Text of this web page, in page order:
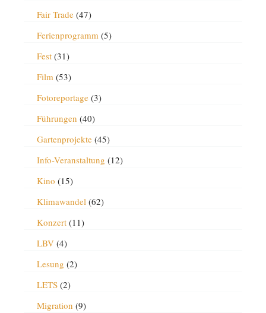
Fair Trade(47)
Ferienprogramm(5)
Fest(31)
Film(53)
Fotoreportage(3)
Führungen (40)
Gartenprojekte(45)
Info-Veranstaltung (12)
Kino (15)
Klimawandel(62)
Konzert(11)
LBV(4)
Lesung (2)
LETS(2)
Migration (9)